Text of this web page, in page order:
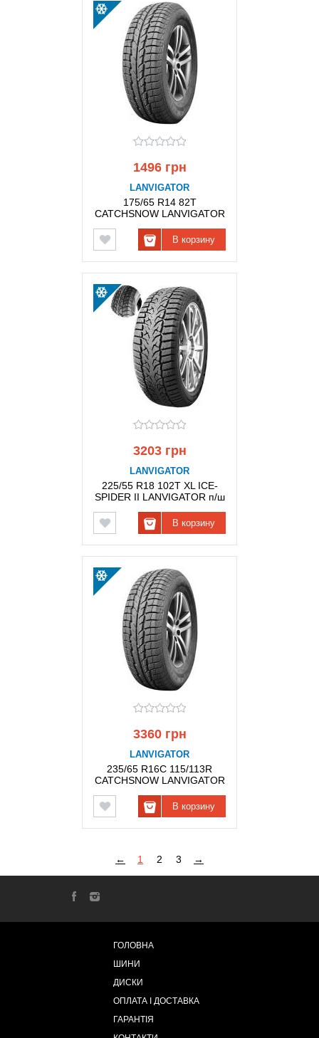
1496 грн
LANVIGATOR
175/65 R14 82T
CATCHSNOW LANVIGATOR
В корзину
3203 грн
LANVIGATOR
225/55 R18 102T XL ICE-
SPIDER II LANVIGATOR п/ш
В корзину
3360 грн
LANVIGATOR
235/65 R16C 115/113R
CATCHSNOW LANVIGATOR
В корзину
← 1 2 3 →
ГОЛОВНА
ШИНИ
ДИСКИ
ОПЛАТА І ДОСТАВКА
ГАРАНТІЯ